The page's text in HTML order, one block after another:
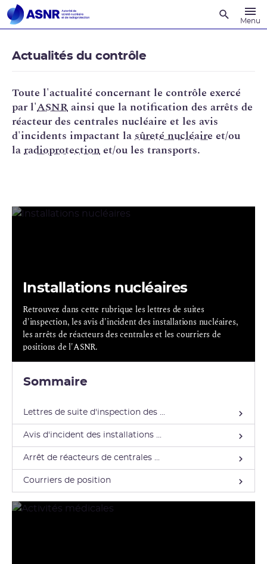
Menu
Actualités du contrôle
Toute l'actualité concernant le contrôle exercé
par l'ASNRainsi que la notification des arrêts de
réacteur des centrales nucléaire et les avis
d'incidents impactant lasûreté nucléaire et/ou
laradioprotectionet/ou les transports.
Installations nucléaires
Retrouvez dans cette rubrique les lettres de suites
d'inspection, les avis d'incident des installations nucléaires,
les arrêts de réacteurs des centrales et les courriers de
positions de l'ASNR.
Sommaire
Lettres de suite d'inspection des ...
Avis d'incident des installations ...
Arrêt de réacteurs de centrales ...
Courriers de position